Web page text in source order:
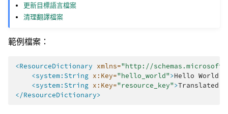
更新目標語言檔案
清理翻譯檔案
範例檔案：
<ResourceDictionary xmlns="http://
<system:String x:Key="hello_world">Hello World!
<system:String x:Key="resource_key">Translated
</ResourceDictionary>